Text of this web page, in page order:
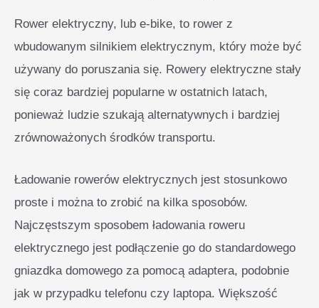
Rower elektryczny, lub e-bike, to rower z
wbudowanym silnikiem elektrycznym, który może być
używany do poruszania się. Rowery elektryczne stały
się coraz bardziej popularne w ostatnich latach,
ponieważ ludzie szukają alternatywnych i bardziej
zrównoważonych środków transportu.
Ładowanie rowerów elektrycznych jest stosunkowo
proste i można to zrobić na kilka sposobów.
Najczęstszym sposobem ładowania roweru
elektrycznego jest podłączenie go do standardowego
gniazdka domowego za pomocą adaptera, podobnie
jak w przypadku telefonu czy laptopa. Większość